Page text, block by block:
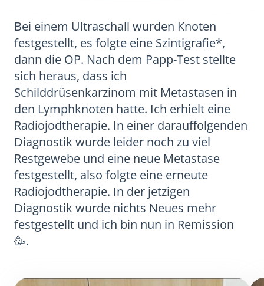
Bei einem Ultraschall wurden Knoten
festgestellt, es folgte eine Szintigrafie*,
dann die OP. Nach dem Papp-Test stellte
sich heraus, dass ich
Schilddrüsenkarzinom mit Metastasen in
den Lymphknoten hatte. Ich erhielt eine
Radiojodtherapie. In einer darauffolgenden
Diagnostik wurde leider noch zu viel
Restgewebe und eine neue Metastase
festgestellt, also folgte eine erneute
Radiojodtherapie. In der jetzigen
Diagnostik wurde nichts Neues mehr
festgestellt und ich bin nun in Remission
🥳.